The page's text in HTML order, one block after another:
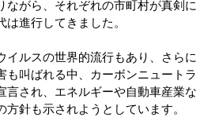
ながら、それぞれの市町村が真剣に
進行してきました。
ルスの世界的流行もあり、さらに
も叫ばれる中、カーボンニュートラ
言され、エネルギーや自動車産業な
方針も示されようとしています。